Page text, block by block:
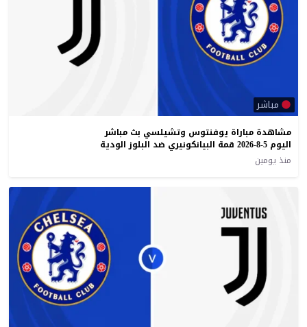
مباشر
مشاهدة مباراة يوفنتوس وتشيلسي بث مباشر
اليوم 5-8-2026 قمة البيانكونيري ضد البلوز الودية
منذ يومين